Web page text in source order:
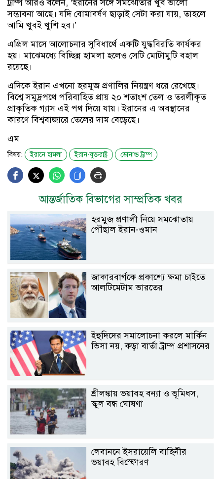
ট্রাম্প আরও বলেন, ‘ইরানের সঙ্গে সমঝোতার খুব ভালো
সম্ভাবনা আছে। যদি বোমাবর্ষণ ছাড়াই সেটা করা যায়, তাহলে
আমি খুবই খুশি হব।’
এপ্রিল মাসে আলোচনার সুবিধার্থে একটি যুদ্ধবিরতি কার্যকর
হয়। মাঝেমধ্যে বিচ্ছিন্ন হামলা হলেও সেটি মোটামুটি বহাল
রয়েছে।
এদিকে ইরান এখনো হরমুজ প্রণালির নিয়ন্ত্রণ ধরে রেখেছে।
বিশ্বে সমুদ্রপথে পরিবাহিত প্রায় ২০ শতাংশ তেল ও তরলীকৃত
প্রাকৃতিক গ্যাস এই পথ দিয়ে যায়। ইরানের এ অবস্থানের
কারণে বিশ্ববাজারে তেলের দাম বেড়েছে।
এম
বিষয়: ইরানে হামলা ইরান-যুক্তরাষ্ট্র ডোনাল্ড ট্রাম্প
আন্তর্জাতিক বিভাগের সাম্প্রতিক খবর
হরমুজ প্রণালী নিয়ে সমঝোতায়
পৌঁছাল ইরান-ওমান
জাকারবার্গকে প্রকাশ্যে ক্ষমা চাইতে
আলটিমেটাম ভারতের
ইহুদিদের সমালোচনা করলে মার্কিন
ভিসা নয়, কড়া বার্তা ট্রাম্প প্রশাসনের
শ্রীলঙ্কায় ভয়াবহ বন্যা ও ভূমিধস,
স্কুল বন্ধ ঘোষণা
লেবাননে ইসরায়েলি বাহিনীর
ভয়াবহ বিস্ফোরণ